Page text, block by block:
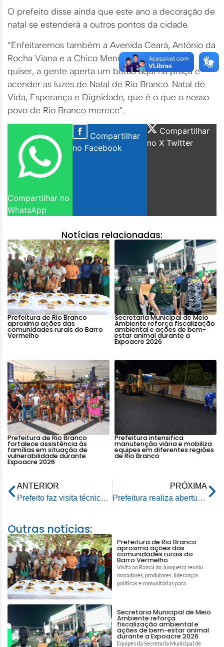
O prefeito disse ainda que este ano a decoração de
natal se estenderá a outros pontos da cidade.
“Enfeitaremos também a Avenida Ceará, Antônio da
Rocha Viana e a Chico Mendes. Dia 9, se Deus
quiser, a gente aperta um botão aqui na praça e
acender as luzes de Natal de Rio Branco. Natal de
Vida, Esperança e Dignidade, que é o que o nosso
povo de Rio Branco merece”.
Compartilhar no
WhatsApp
Compartilhar
no Facebook
Compartilhar
no X Twitter
Notícias relacionadas:
Prefeitura de Rio Branco
aproxima ações das
comunidades rurais do Barro
Vermelho
Secretaria Municipal de Meio
Ambiente reforça fiscalização
ambiental e ações de bem-
estar animal durante a
Expoacre 2026
Prefeitura de Rio Branco
fortalece assistência às
famílias em situação de
vulnerabilidade durante
Expoacre 2026
Prefeitura intensifica
manutenção viária e mobiliza
equipes em diferentes regiões
de Rio Branco
ANTERIOR
Prefeito faz visita técnica para acompanhar de perto montagem da decoração natalina
PRÓXIMA
Prefeitura realiza abertura dos 16 dias de ativismo pelo fim da violência contra a mulher
Outras notícias:
Prefeitura de Rio Branco
aproxima ações das
comunidades rurais do
Barro Vermelho
Visita ao Ramal do Junqueira reuniu
moradores, produtores, lideranças
políticas e comunitárias para
Secretaria Municipal de Meio
Ambiente reforça
fiscalização ambiental e
ações de bem-estar animal
durante a Expoacre 2026
Equipes da Secretaria Municipal de